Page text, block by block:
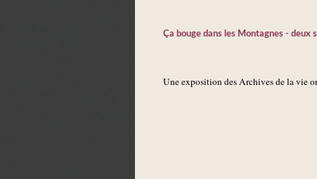
Ça bouge dans les Montagnes - deux
Une exposition des Archives de la vie